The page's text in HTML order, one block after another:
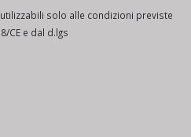
solo alle condizioni previste
CE e dal d.lgs